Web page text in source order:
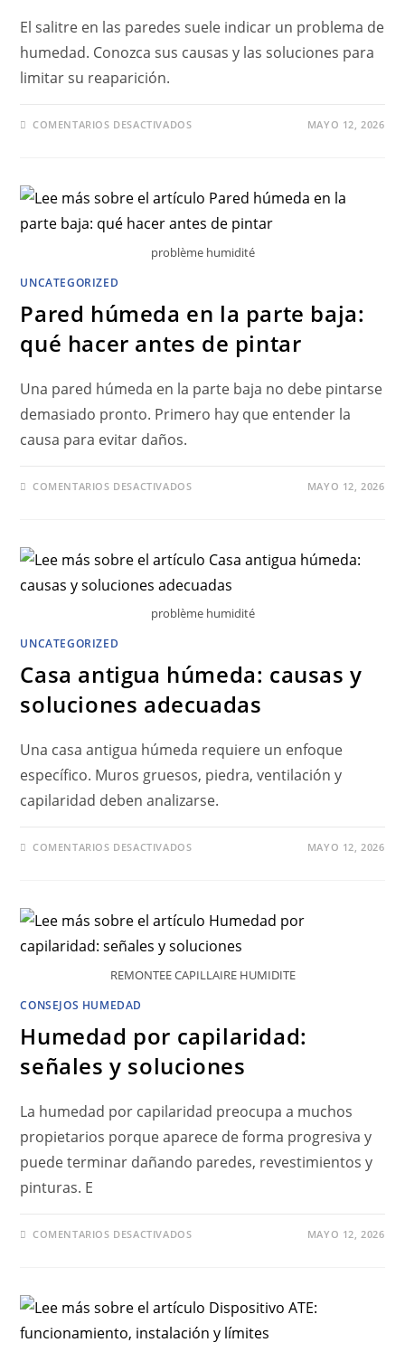
El salitre en las paredes suele indicar un problema de
humedad. Conozca sus causas y las soluciones para
limitar su reaparición.
COMENTARIOS DESACTIVADOS MAYO 12, 2026
problème humidité
UNCATEGORIZED
Pared húmeda en la parte baja:
qué hacer antes de pintar
Una pared húmeda en la parte baja no debe pintarse
demasiado pronto. Primero hay que entender la
causa para evitar daños.
COMENTARIOS DESACTIVADOS MAYO 12, 2026
problème humidité
UNCATEGORIZED
Casa antigua húmeda: causas y
soluciones adecuadas
Una casa antigua húmeda requiere un enfoque
específico. Muros gruesos, piedra, ventilación y
capilaridad deben analizarse.
COMENTARIOS DESACTIVADOS MAYO 12, 2026
REMONTEE CAPILLAIRE HUMIDITE
CONSEJOS HUMEDAD
Humedad por capilaridad:
señales y soluciones
La humedad por capilaridad preocupa a muchos
propietarios porque aparece de forma progresiva y
puede terminar dañando paredes, revestimientos y
pinturas. E
COMENTARIOS DESACTIVADOS MAYO 12, 2026